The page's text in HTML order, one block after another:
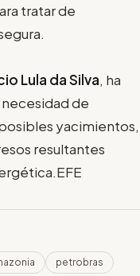
tratar de
Lula da Silva, ha
de
yacimientos,
resultantes
petrobras